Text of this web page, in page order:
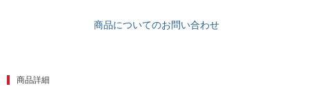
商品についてのお問い合わせ
商品詳細